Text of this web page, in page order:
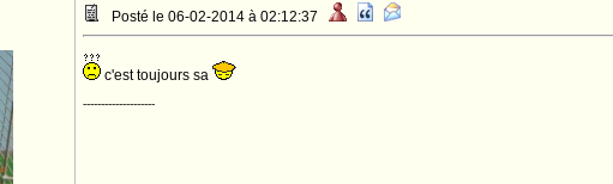
Posté le 06-02-2014 à 02:12:37
c'est toujours sa
--------------------